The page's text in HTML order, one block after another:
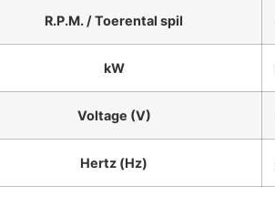
R.P.M. / Toerental spil
kW
Voltage (V)
Hertz (Hz)